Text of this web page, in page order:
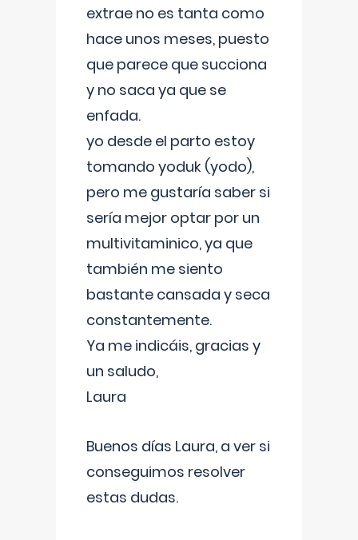
extrae no es tanta como
hace unos meses, puesto
que parece que succiona
y no saca ya que se
enfada.
yo desde el parto estoy
tomando yoduk (yodo),
pero me gustaría saber si
sería mejor optar por un
multivitaminico, ya que
también me siento
bastante cansada y seca
constantemente.
Ya me indicáis, gracias y
un saludo,
Laura
Buenos días Laura, a ver si
conseguimos resolver
estas dudas.